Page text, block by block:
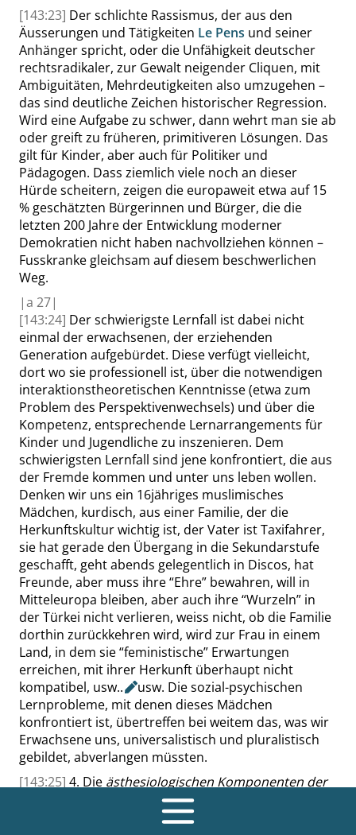
[143:23] Der schlichte Rassismus, der aus den
Äusserungen und Tätigkeiten Le Pens und seiner
Anhänger spricht, oder die Unfähigkeit deutscher
rechtsradikaler, zur Gewalt neigender Cliquen, mit
Ambiguitäten, Mehrdeutigkeiten also umzugehen –
das sind deutliche Zeichen historischer Regression.
Wird eine Aufgabe zu schwer, dann wehrt man sie ab
oder greift zu früheren, primitiveren Lösungen. Das
gilt für Kinder, aber auch für Politiker und
Pädagogen. Dass ziemlich viele noch an dieser
Hürde scheitern, zeigen die europaweit etwa auf15
% geschätzten Bürgerinnen und Bürger, die die
letzten 200 Jahre der Entwicklung moderner
Demokratien nicht haben nachvollziehen können –
Fusskranke gleichsam auf diesem beschwerlichen
Weg.
|a 27|
[143:24] Der schwierigste Lernfall ist dabei nicht
einmal der erwachsenen, der erziehenden
Generation aufgebürdet. Diese verfügt vielleicht,
dort wo sie professionell ist, über die notwendigen
interaktionstheoretischen Kenntnisse (etwa zum
Problem des Perspektivenwechsels) und über die
Kompetenz, entsprechende Lernarrangements für
Kinder und Jugendliche zu inszenieren. Dem
schwierigsten Lernfall sind jene konfrontiert, die aus
der Fremde kommen und unter uns leben wollen.
Denken wir uns ein 16jähriges muslimisches
Mädchen, kurdisch, aus einer Familie, der die
Herkunftskultur wichtig ist, der Vater ist Taxifahrer,
sie hat gerade den Übergang in die Sekundarstufe
geschafft, geht abends gelegentlich in Discos, hat
Freunde, aber muss ihre“Ehre” bewahren, will in
Mitteleuropa bleiben, aber auch ihre“Wurzeln” in
der Türkei nicht verlieren, weiss nicht, ob die Familie
dorthin zurückkehren wird, wird zur Frau in einem
Land, in dem sie“feministische” Erwartungen
erreichen, mit ihrer Herkunft überhaupt nicht
kompatibel, usw..
usw. Die sozial-psychischen
Lernprobleme, mit denen dieses Mädchen
konfrontiert ist, übertreffen bei weitem das, was wir
Erwachsene uns, universalistisch und pluralistisch
gebildet, abverlangen müssten.
[143:25] 4. Die ästhesiologischen Komponenten der
des Menschen: Der Ausdruck
weist auf die Frage hin, welche